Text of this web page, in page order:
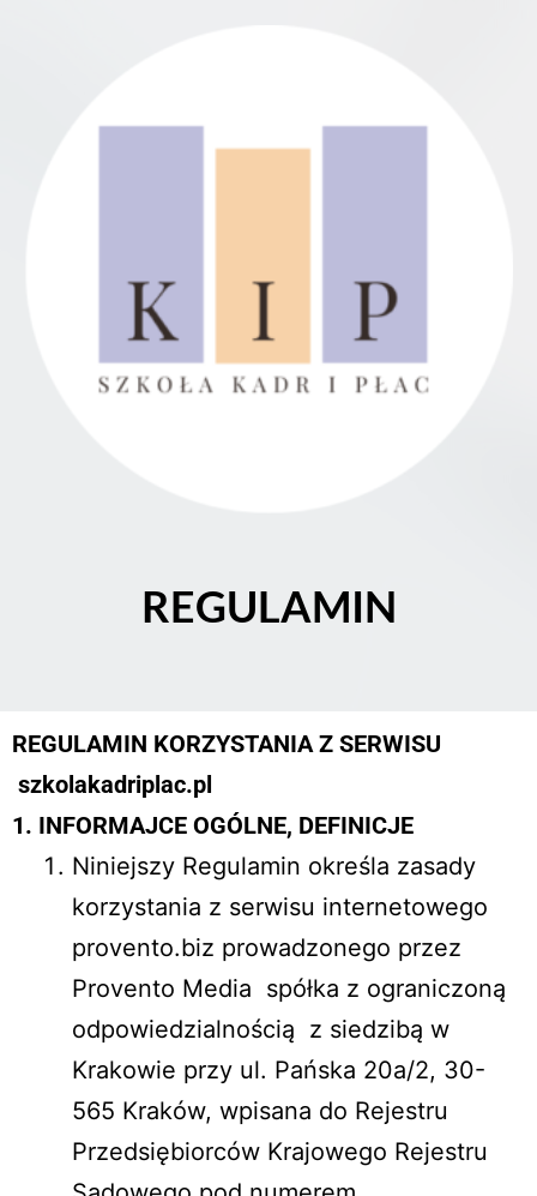
REGULAMIN
REGULAMIN KORZYSTANIA Z SERWISU
szkolakadriplac.pl
1. INFORMAJCE OGÓLNE, DEFINICJE
Niniejszy Regulamin określa zasady
korzystania z serwisu internetowego
provento.biz prowadzonego przez
Provento Media spółka z ograniczoną
odpowiedzialnością z siedzibą w
Krakowie przy ul. Pańska 20a/2, 30-
565 Kraków, wpisana do Rejestru
Przedsiębiorców Krajowego Rejestru